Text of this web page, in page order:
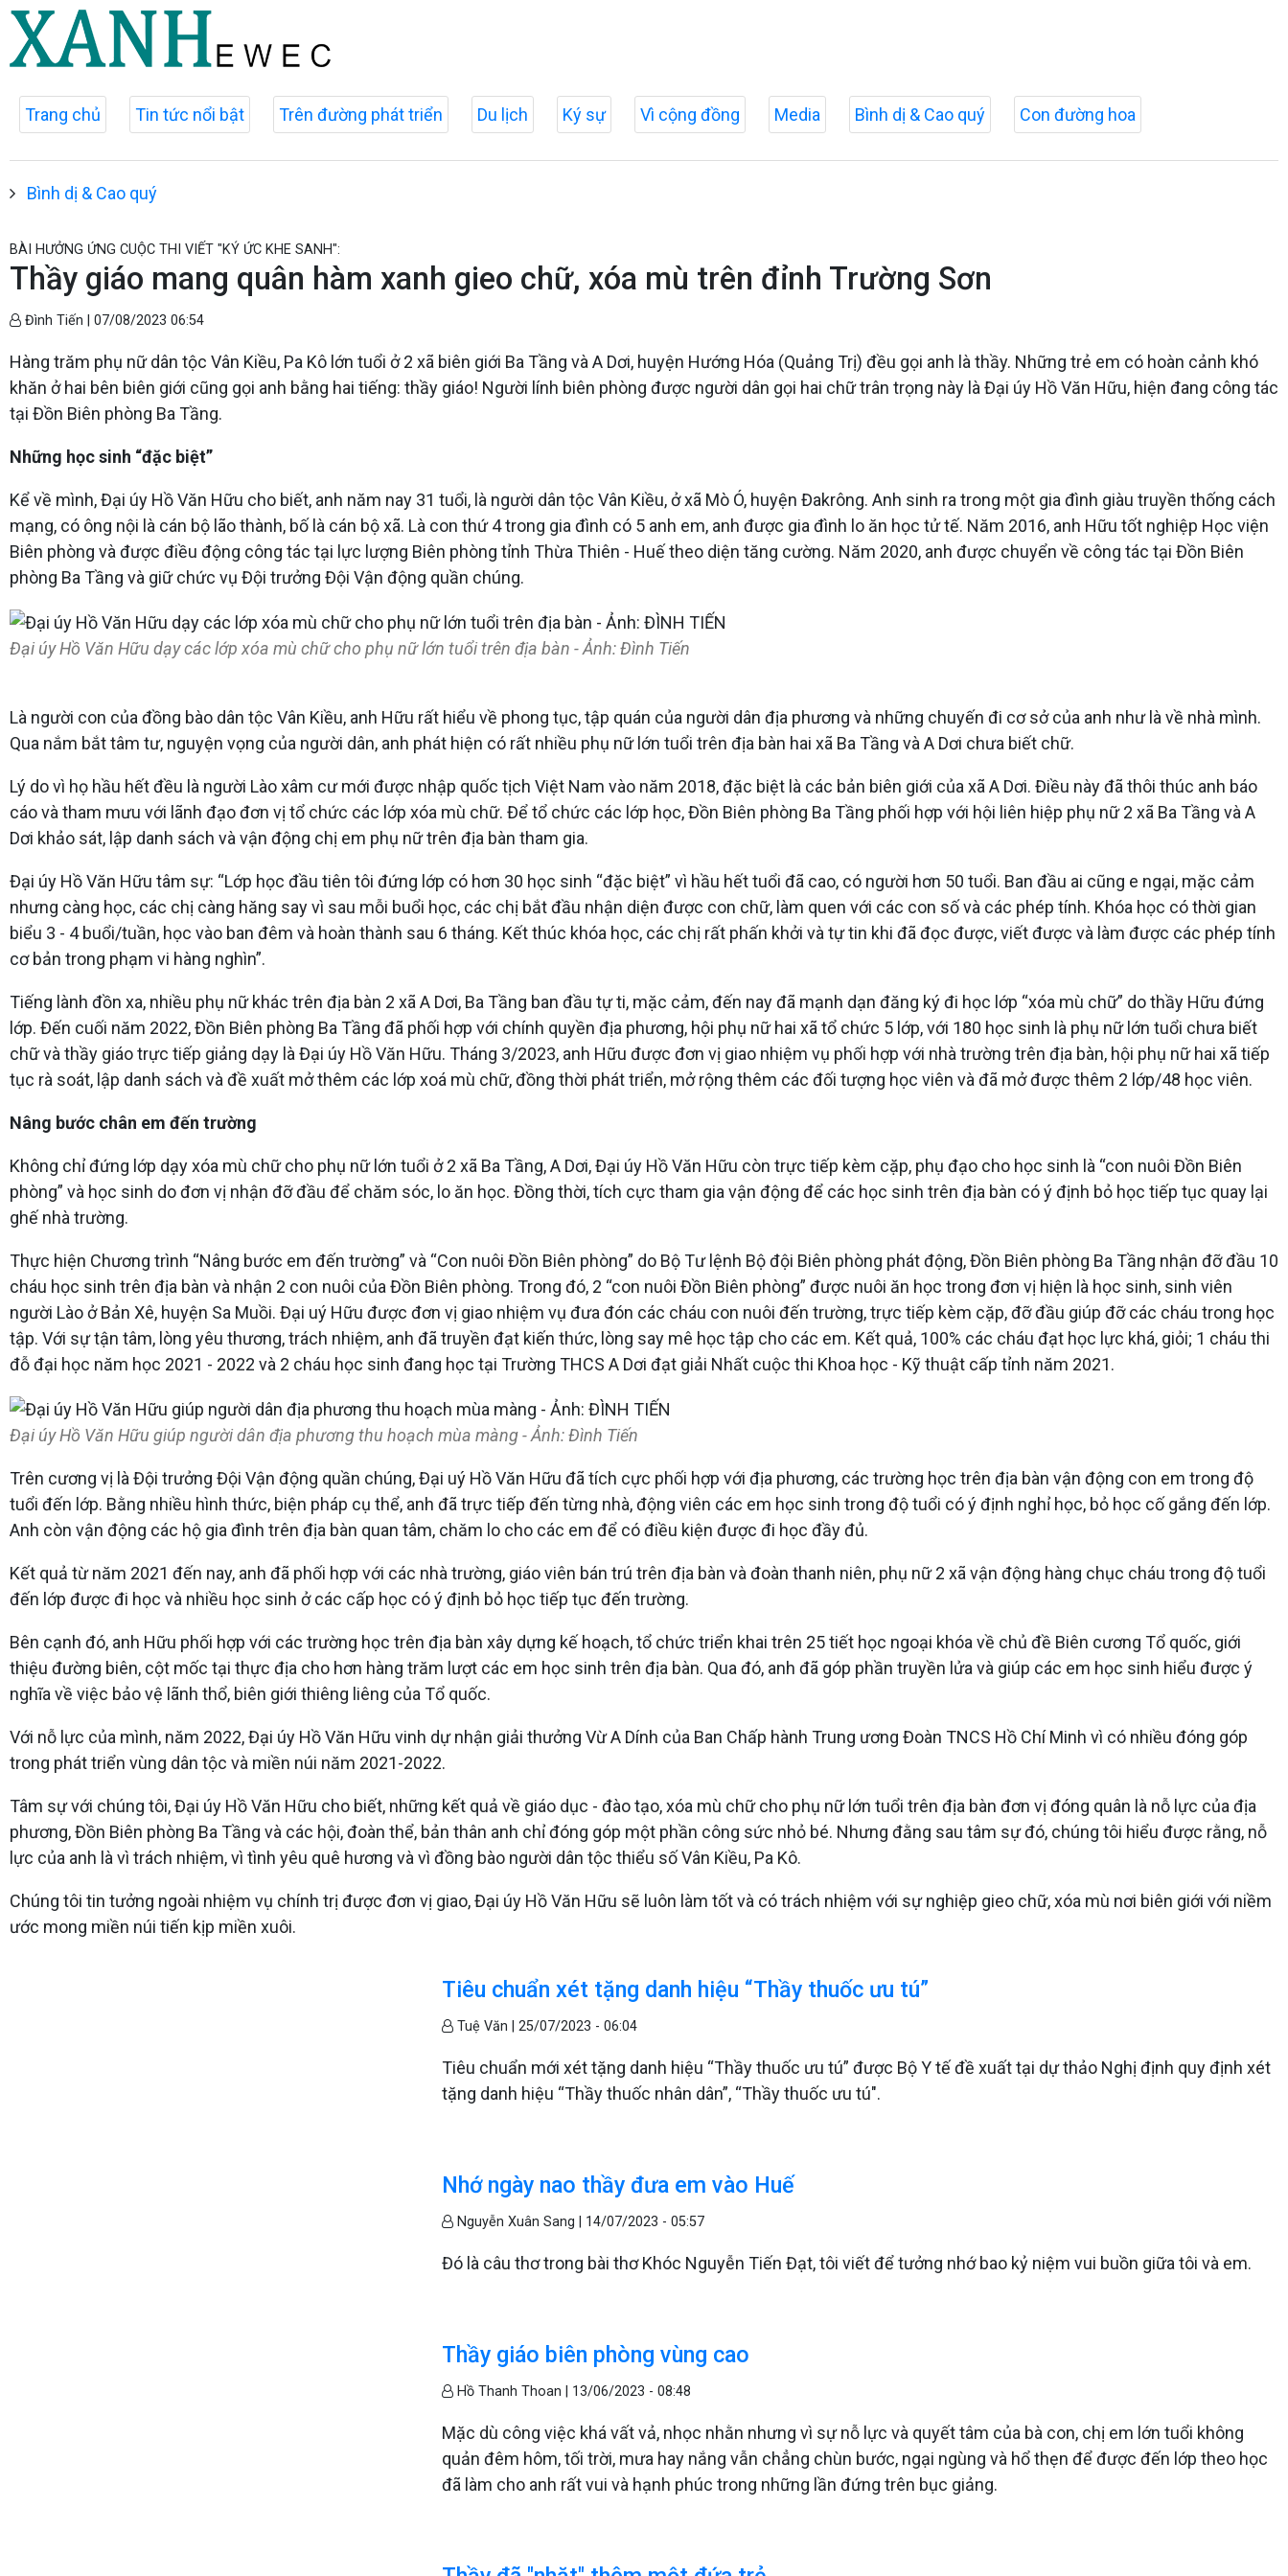
Trang chủ Tin tức nổi bật Trên đường phát triển Du lịch Ký sự Vì cộng đồng Media Bình dị & Cao quý Con đường hoa
Bình dị & Cao quý
BÀI HƯỞNG ỨNG CUỘC THI VIẾT "KÝ ỨC KHE SANH":
Thầy giáo mang quân hàm xanh gieo chữ, xóa mù trên đỉnh Trường Sơn
Đình Tiến | 07/08/2023 06:54
Hàng trăm phụ nữ dân tộc Vân Kiều, Pa Kô lớn tuổi ở 2 xã biên giới Ba Tầng và A Dơi, huyện Hướng Hóa (Quảng Trị) đều gọi anh là thầy. Những trẻ em có hoàn cảnh khó
khăn ở hai bên biên giới cũng gọi anh bằng hai tiếng: thầy giáo! Người lính biên phòng được người dân gọi hai chữ trân trọng này là Đại úy Hồ Văn Hữu, hiện đang công tác
tại Đồn Biên phòng Ba Tầng.
Những học sinh “đặc biệt”
Kể về mình, Đại úy Hồ Văn Hữu cho biết, anh năm nay 31 tuổi, là người dân tộc Vân Kiều, ở xã Mò Ó, huyện Đakrông. Anh sinh ra trong một gia đình giàu truyền thống cách
mạng, có ông nội là cán bộ lão thành, bố là cán bộ xã. Là con thứ 4 trong gia đình có 5 anh em, anh được gia đình lo ăn học tử tế. Năm 2016, anh Hữu tốt nghiệp Học viện
Biên phòng và được điều động công tác tại lực lượng Biên phòng tỉnh Thừa Thiên - Huế theo diện tăng cường. Năm 2020, anh được chuyển về công tác tại Đồn Biên
phòng Ba Tầng và giữ chức vụ Đội trưởng Đội Vận động quần chúng.
Đại úy Hồ Văn Hữu dạy các lớp xóa mù chữ cho phụ nữ lớn tuổi trên địa bàn - Ảnh: Đình Tiến
Là người con của đồng bào dân tộc Vân Kiều, anh Hữu rất hiểu về phong tục, tập quán của người dân địa phương và những chuyến đi cơ sở của anh như là về nhà mình.
Qua nắm bắt tâm tư, nguyện vọng của người dân, anh phát hiện có rất nhiều phụ nữ lớn tuổi trên địa bàn hai xã Ba Tầng và A Dơi chưa biết chữ.
Lý do vì họ hầu hết đều là người Lào xâm cư mới được nhập quốc tịch Việt Nam vào năm 2018, đặc biệt là các bản biên giới của xã A Dơi. Điều này đã thôi thúc anh báo
cáo và tham mưu với lãnh đạo đơn vị tổ chức các lớp xóa mù chữ. Để tổ chức các lớp học, Đồn Biên phòng Ba Tầng phối hợp với hội liên hiệp phụ nữ 2 xã Ba Tầng và A
Dơi khảo sát, lập danh sách và vận động chị em phụ nữ trên địa bàn tham gia.
Đại úy Hồ Văn Hữu tâm sự: “Lớp học đầu tiên tôi đứng lớp có hơn 30 học sinh “đặc biệt” vì hầu hết tuổi đã cao, có người hơn 50 tuổi. Ban đầu ai cũng e ngại, mặc cảm
nhưng càng học, các chị càng hăng say vì sau mỗi buổi học, các chị bắt đầu nhận diện được con chữ, làm quen với các con số và các phép tính. Khóa học có thời gian
biểu 3 - 4 buổi/tuần, học vào ban đêm và hoàn thành sau 6 tháng. Kết thúc khóa học, các chị rất phấn khởi và tự tin khi đã đọc được, viết được và làm được các phép tính
cơ bản trong phạm vi hàng nghìn”.
Tiếng lành đồn xa, nhiều phụ nữ khác trên địa bàn 2 xã A Dơi, Ba Tầng ban đầu tự ti, mặc cảm, đến nay đã mạnh dạn đăng ký đi học lớp “xóa mù chữ” do thầy Hữu đứng
lớp. Đến cuối năm 2022, Đồn Biên phòng Ba Tầng đã phối hợp với chính quyền địa phương, hội phụ nữ hai xã tổ chức 5 lớp, với 180 học sinh là phụ nữ lớn tuổi chưa biết
chữ và thầy giáo trực tiếp giảng dạy là Đại úy Hồ Văn Hữu. Tháng 3/2023, anh Hữu được đơn vị giao nhiệm vụ phối hợp với nhà trường trên địa bàn, hội phụ nữ hai xã tiếp
tục rà soát, lập danh sách và đề xuất mở thêm các lớp xoá mù chữ, đồng thời phát triển, mở rộng thêm các đối tượng học viên và đã mở được thêm 2 lớp/48 học viên.
Nâng bước chân em đến trường
Không chỉ đứng lớp dạy xóa mù chữ cho phụ nữ lớn tuổi ở 2 xã Ba Tầng, A Dơi, Đại úy Hồ Văn Hữu còn trực tiếp kèm cặp, phụ đạo cho học sinh là “con nuôi Đồn Biên
phòng” và học sinh do đơn vị nhận đỡ đầu để chăm sóc, lo ăn học. Đồng thời, tích cực tham gia vận động để các học sinh trên địa bàn có ý định bỏ học tiếp tục quay lại
ghế nhà trường.
Thực hiện Chương trình “Nâng bước em đến trường” và “Con nuôi Đồn Biên phòng” do Bộ Tư lệnh Bộ đội Biên phòng phát động, Đồn Biên phòng Ba Tầng nhận đỡ đầu 10
cháu học sinh trên địa bàn và nhận 2 con nuôi của Đồn Biên phòng. Trong đó, 2 “con nuôi Đồn Biên phòng” được nuôi ăn học trong đơn vị hiện là học sinh, sinh viên
người Lào ở Bản Xê, huyện Sa Muồi. Đại uý Hữu được đơn vị giao nhiệm vụ đưa đón các cháu con nuôi đến trường, trực tiếp kèm cặp, đỡ đầu giúp đỡ các cháu trong học
tập. Với sự tận tâm, lòng yêu thương, trách nhiệm, anh đã truyền đạt kiến thức, lòng say mê học tập cho các em. Kết quả, 100% các cháu đạt học lực khá, giỏi; 1 cháu thi
đỗ đại học năm học 2021 - 2022 và 2 cháu học sinh đang học tại Trường THCS A Dơi đạt giải Nhất cuộc thi Khoa học - Kỹ thuật cấp tỉnh năm 2021.
Đại úy Hồ Văn Hữu giúp người dân địa phương thu hoạch mùa màng - Ảnh: Đình Tiến
Trên cương vị là Đội trưởng Đội Vận động quần chúng, Đại uý Hồ Văn Hữu đã tích cực phối hợp với địa phương, các trường học trên địa bàn vận động con em trong độ
tuổi đến lớp. Bằng nhiều hình thức, biện pháp cụ thể, anh đã trực tiếp đến từng nhà, động viên các em học sinh trong độ tuổi có ý định nghỉ học, bỏ học cố gắng đến lớp.
Anh còn vận động các hộ gia đình trên địa bàn quan tâm, chăm lo cho các em để có điều kiện được đi học đầy đủ.
Kết quả từ năm 2021 đến nay, anh đã phối hợp với các nhà trường, giáo viên bán trú trên địa bàn và đoàn thanh niên, phụ nữ 2 xã vận động hàng chục cháu trong độ tuổi
đến lớp được đi học và nhiều học sinh ở các cấp học có ý định bỏ học tiếp tục đến trường.
Bên cạnh đó, anh Hữu phối hợp với các trường học trên địa bàn xây dựng kế hoạch, tổ chức triển khai trên 25 tiết học ngoại khóa về chủ đề Biên cương Tổ quốc, giới
thiệu đường biên, cột mốc tại thực địa cho hơn hàng trăm lượt các em học sinh trên địa bàn. Qua đó, anh đã góp phần truyền lửa và giúp các em học sinh hiểu được ý
nghĩa về việc bảo vệ lãnh thổ, biên giới thiêng liêng của Tổ quốc.
Với nỗ lực của mình, năm 2022, Đại úy Hồ Văn Hữu vinh dự nhận giải thưởng Vừ A Dính của Ban Chấp hành Trung ương Đoàn TNCS Hồ Chí Minh vì có nhiều đóng góp
trong phát triển vùng dân tộc và miền núi năm 2021-2022.
Tâm sự với chúng tôi, Đại úy Hồ Văn Hữu cho biết, những kết quả về giáo dục - đào tạo, xóa mù chữ cho phụ nữ lớn tuổi trên địa bàn đơn vị đóng quân là nỗ lực của địa
phương, Đồn Biên phòng Ba Tầng và các hội, đoàn thể, bản thân anh chỉ đóng góp một phần công sức nhỏ bé. Nhưng đằng sau tâm sự đó, chúng tôi hiểu được rằng, nỗ
lực của anh là vì trách nhiệm, vì tình yêu quê hương và vì đồng bào người dân tộc thiểu số Vân Kiều, Pa Kô.
Chúng tôi tin tưởng ngoài nhiệm vụ chính trị được đơn vị giao, Đại úy Hồ Văn Hữu sẽ luôn làm tốt và có trách nhiệm với sự nghiệp gieo chữ, xóa mù nơi biên giới với niềm
ước mong miền núi tiến kịp miền xuôi.
Tiêu chuẩn xét tặng danh hiệu “Thầy thuốc ưu tú”
Tuệ Văn |25/07/2023 - 06:04
Tiêu chuẩn mới xét tặng danh hiệu “Thầy thuốc ưu tú” được Bộ Y tế đề xuất tại dự thảo Nghị định quy định xét
tặng danh hiệu “Thầy thuốc nhân dân”, “Thầy thuốc ưu tú".
Nhớ ngày nao thầy đưa em vào Huế
Nguyễn Xuân Sang | 14/07/2023 - 05:57
Đó là câu thơ trong bài thơ Khóc Nguyễn Tiến Đạt, tôi viết để tưởng nhớ bao kỷ niệm vui buồn giữa tôi và em.
Thầy giáo biên phòng vùng cao
Hồ Thanh Thoan | 13/06/2023 - 08:48
Mặc dù công việc khá vất vả, nhọc nhằn nhưng vì sự nỗ lực và quyết tâm của bà con, chị em lớn tuổi không
quản đêm hôm, tối trời, mưa hay nắng vẫn chẳng chùn bước, ngại ngùng và hổ thẹn để được đến lớp theo học
đã làm cho anh rất vui và hạnh phúc trong những lần đứng trên bục giảng.